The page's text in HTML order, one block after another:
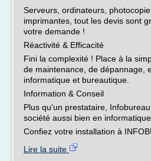
Serveurs, ordinateurs,
imprimantes, tout les devis sont
votre demande !
Réactivité & Efficacité
Fini la complexité ! Place à la
de maintenance, de dépannage,
informatique et bureautique.
Information & Conseil
Plus qu'un prestataire,
société aussi bien en
Confiez votre installation à
Lire la suite